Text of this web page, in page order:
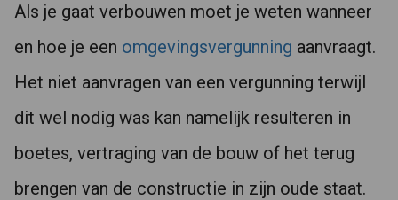
Als je gaat verbouwen moet je weten wanneer
en hoe je een omgevingsvergunning aanvraagt.
Het niet aanvragen van een vergunning terwijl
dit wel nodig was kan namelijk resulteren in
boetes, vertraging van de bouw of het terug
brengen van de constructie in zijn oude staat.